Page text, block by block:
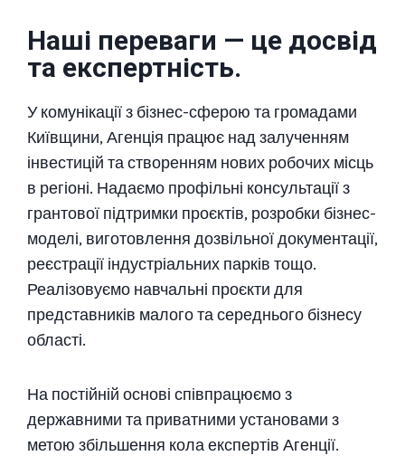
Наші переваги — це досвід
та експертність.
У комунікації з бізнес-сферою та громадами
Київщини, Агенція працює над залученням
інвестицій та створенням нових робочих місць
в регіоні. Надаємо профільні консультації з
грантової підтримки проєктів, розробки бізнес-
моделі, виготовлення дозвільної документації,
реєстрації індустріальних парків тощо.
Реалізовуємо навчальні проєкти для
представників малого та середнього бізнесу
області.
На постійній основі співпрацюємо з
державними та приватними установами з
метою збільшення кола експертів Агенції.